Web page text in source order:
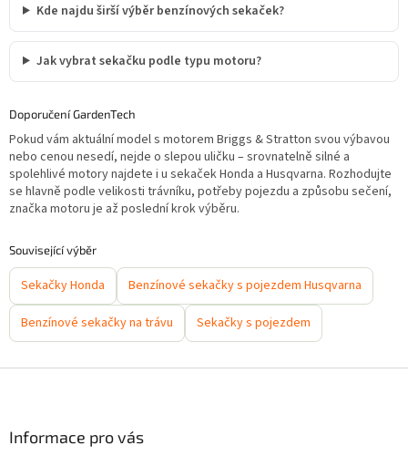
Kde najdu širší výběr benzínových sekaček?
Jak vybrat sekačku podle typu motoru?
Doporučení GardenTech
Pokud vám aktuální model s motorem Briggs & Stratton svou výbavou
nebo cenou nesedí, nejde o slepou uličku – srovnatelně silné a
spolehlivé motory najdete i u sekaček Honda a Husqvarna. Rozhodujte
se hlavně podle velikosti trávníku, potřeby pojezdu a způsobu sečení,
značka motoru je až poslední krok výběru.
Související výběr
Sekačky Honda Benzínové sekačky s pojezdem Husqvarna
Benzínové sekačky na trávu Sekačky s pojezdem
Informace pro vás